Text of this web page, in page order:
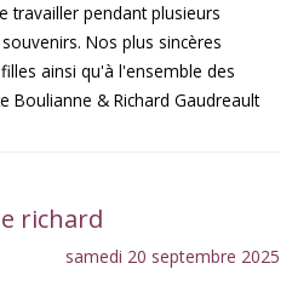
travailler pendant plusieurs
Nos plus sincères
ainsi qu'à l'ensemble des
Boulianne & Richard Gaudreault
richard
samedi 20 septembre 2025